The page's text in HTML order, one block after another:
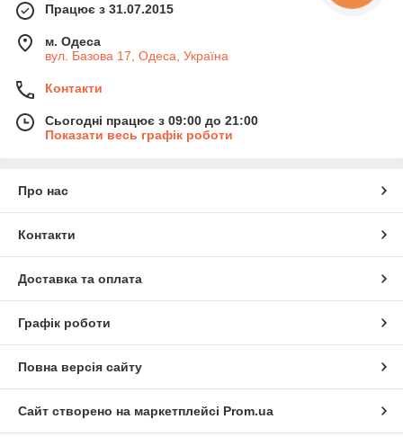
Працює з 31.07.2015
м. Одеса
вул. Базова 17, Одеса, Україна
Контакти
Сьогодні працює з 09:00 до 21:00
Показати весь графік роботи
Про нас
Контакти
Доставка та оплата
Графік роботи
Повна версія сайту
Сайт створено на маркетплейсі Prom.ua